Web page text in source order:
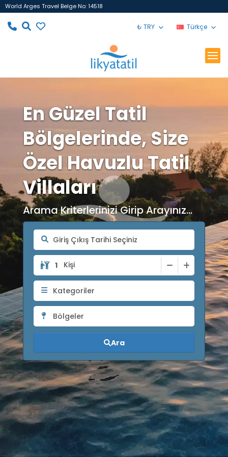
World Arges Travel Belge No: 14518
₺ TRY Türkçe
En Güzel Tatil
Bölgelerinde, Size
Özel Havuzlu Tatil
Villaları
Arama Kriterlerinizi Girip Arayınız...
Kişi
Kategoriler
Bölgeler
Ara